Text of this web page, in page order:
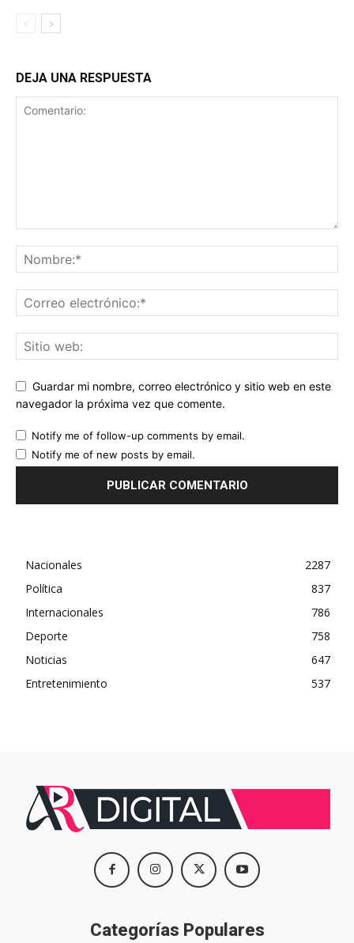
DEJA UNA RESPUESTA
Guardar mi nombre, correo electrónico y sitio web en este
navegador la próxima vez que comente.
Notify me of follow-up comments by email.
Notify me of new posts by email.
Nacionales
2287
Política
837
Internacionales
786
Deporte
758
Noticias
647
Entretenimiento
537
Categorías Populares